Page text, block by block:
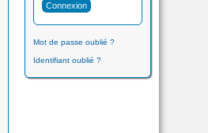
Mot de passe oublié ?
Identifiant oublié ?